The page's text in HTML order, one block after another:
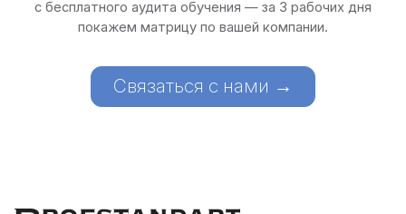
с бесплатного аудита обучения — за 3 рабочих дня
покажем матрицу по вашей компании.
Связаться с нами →